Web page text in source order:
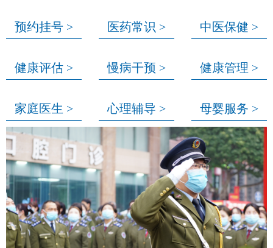
预约挂号 > 医药常识 > 中医保健 >
健康评估 > 慢病干预 > 健康管理 >
家庭医生 > 心理辅导 > 母婴服务 >